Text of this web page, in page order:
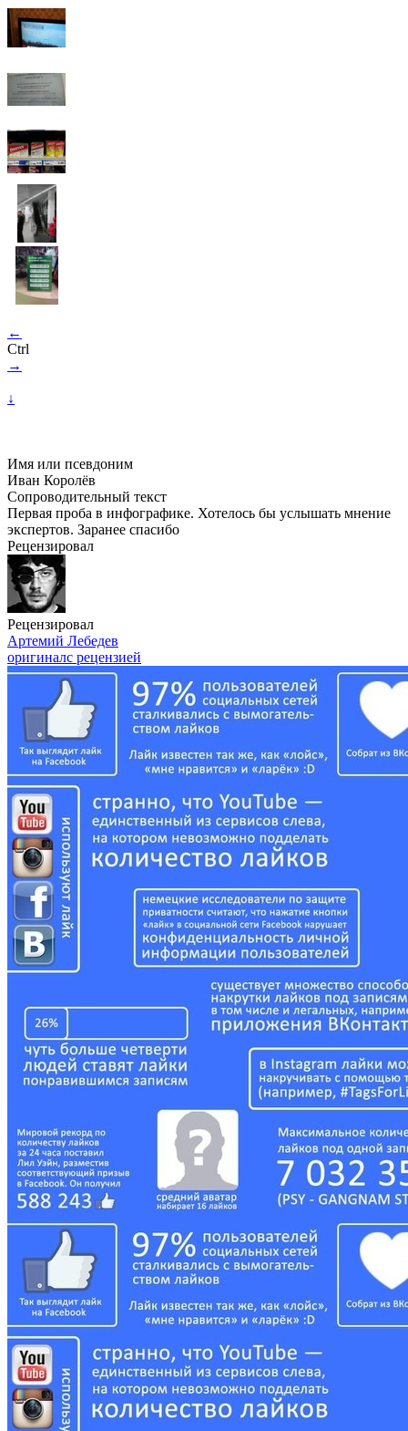
←
Ctrl
→
↓
Имя или псевдоним
Иван Королёв
Сопроводительный текст
Первая проба в инфографике. Хотелось бы услышать мнение
экспертов. Заранее спасибо
Рецензировал
Рецензировал
Артемий Лебедев
оригиналс рецензией